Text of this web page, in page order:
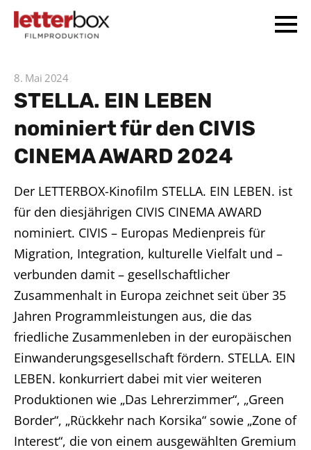
8. Mai 2024
STELLA. EIN LEBEN
nominiert für den CIVIS
CINEMA AWARD 2024
Der LETTERBOX-Kinofilm STELLA. EIN LEBEN. ist
für den diesjährigen CIVIS CINEMA AWARD
nominiert. CIVIS – Europas Medienpreis für
Migration, Integration, kulturelle Vielfalt und –
verbunden damit – gesellschaftlicher
Zusammenhalt in Europa zeichnet seit über 35
Jahren Programmleistungen aus, die das
friedliche Zusammenleben in der europäischen
Einwanderungsgesellschaft fördern. STELLA. EIN
LEBEN. konkurriert dabei mit vier weiteren
Produktionen wie „Das Lehrerzimmer“, „Green
Border“, „Rückkehr nach Korsika“ sowie „Zone of
Interest“, die von einem ausgewählten Gremium